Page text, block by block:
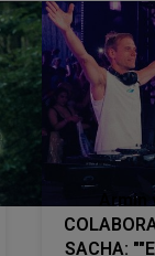
SACHA: